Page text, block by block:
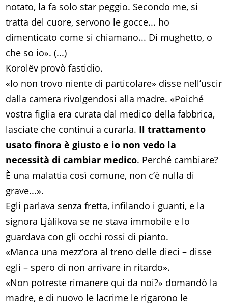
notato, la fa solo star peggio. Secondo me, si
tratta del cuore, servono le gocce... ho
dimenticato come si chiamano... Di mughetto, o
che so io». (...)
Korolëv provò fastidio.
«Io non trovo niente di particolare» disse nell’uscir
dalla camera rivolgendosi alla madre. «Poiché
vostra figlia era curata dal medico della fabbrica,
lasciate che continui a curarla. Il trattamento
usato finora è giusto e io non vedo la
necessità di cambiar medico. Perché cambiare?
È una malattia così comune, non c’è nulla di
grave...».
Egli parlava senza fretta, infilando i guanti, e la
signora Ljàlikova se ne stava immobile e lo
guardava con gli occhi rossi di pianto.
«Manca una mezz’ora al treno delle dieci – disse
egli – spero di non arrivare in ritardo».
«Non potreste rimanere qui da noi?» domandò la
madre, e di nuovo le lacrime le rigarono le